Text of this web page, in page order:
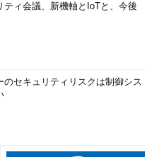
ティ会議、新機軸とIoTと、今後
のセキュリティリスクは制御シス